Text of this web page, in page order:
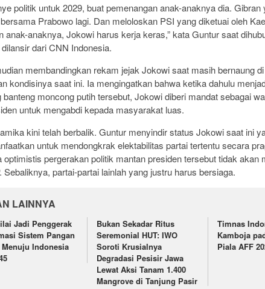
politik untuk 2029, buat pemenangan anak-anaknya dia.
Prabowo lagi. Dan meloloskan PSI yang diketuai oleh
anak-anaknya, Jokowi harus kerja keras,” kata Guntur saat
dari CNN Indonesia.
membandingkan rekam jejak Jokowi saat masih bernaung
kondisinya saat ini. Ia mengingatkan bahwa ketika dahulu
banteng moncong putih tersebut, Jokowi diberi mandat sebagai
untuk mengabdi kepada masyarakat luas.
kini telah berbalik. Guntur menyindir status Jokowi saat ini
untuk mendongkrak elektabilitas partai tertentu secara
optimistis pergerakan politik mantan presiden tersebut tidak akan
Sebaliknya, partai-partai lainlah yang justru harus bersiaga.
LAINNYA
Jadi Penggerak
Sistem Pangan
Indonesia
Bukan Sekadar Ritus
Seremonial HUT: IWO
Soroti Krusialnya
Degradasi Pesisir Jawa
Lewat Aksi Tanam 1.400
Mangrove di Tanjung Pasir
Timnas
Kamboja
Piala AFF